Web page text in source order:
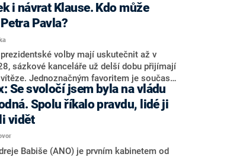
Konkrétní nebyl, ale získat by takto mohl
senátora Zdeňka Hrabu, který je dnes
ODS a TOP 09. Hraba to na dotaz
Předseda klubu senátorů ODS
redakci řekl, že počítá s odchodem
senátorů z klubu a že Naše Česko není
soupeř.
i návrat Klause. Kdo může
Pavla?
prezidentské volby mají uskutečnit až v
sázkové kanceláře už delší dobu přijímají
Jednoznačným favoritem je současná
Petr Pavel. Daleko za ním pak bookmakeři
výrazné politiky ANO, tedy premiéra
a ministra průmyslu Karla Havlíčka.
tipem samotných sázkařů je poslanec za
Turek. Politolog Jan Kubáček nicméně
kandidatuře kohokoliv ze zmíněné trojice
Se svoločí jsem byla na vládu
Spolu říkalo pravdu, lidé ji
vidět
Babiše (ANO) je prvním kabinetem od